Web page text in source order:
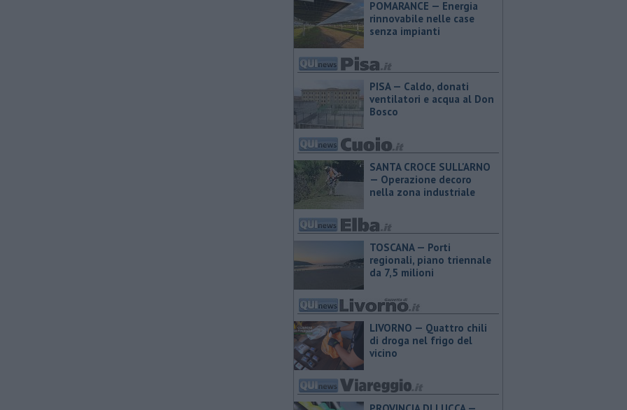
POMARANCE — Energia
rinnovabile nelle case
senza impianti
PISA — Caldo, donati
ventilatori e acqua al Don
Bosco
SANTA CROCE SULL'ARNO
— Operazione decoro
nella zona industriale
TOSCANA — Porti
regionali, piano triennale
da 7,5 milioni
LIVORNO — Quattro chili
di droga nel frigo del
vicino